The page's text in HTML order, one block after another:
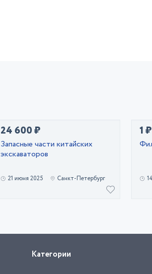
24 600 ₽
Запасные части китайских
экскаваторов
21 июня 2025 Санкт-Петербург
1 ₽
Категории